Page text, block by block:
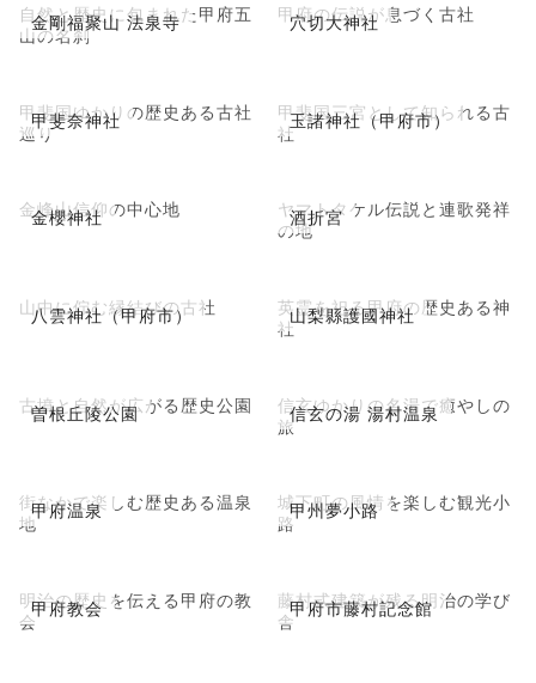
金剛福聚山 法泉寺
自然と歴史に包まれた甲府五
山の名刹
穴切大神社
甲府の伝説が息づく古社
甲斐奈神社
甲斐国ゆかりの歴史ある古社
巡り
玉諸神社（甲府市）
甲斐国三宮として知られる古
社
金櫻神社
金峰山信仰の中心地 酒折宮
ヤマトタケル伝説と連歌発祥
の地
八雲神社（甲府市）
山中に佇む縁結びの古社 山梨縣護國神社
英霊を祀る甲府の歴史ある神
社
曽根丘陵公園
古墳と自然が広がる歴史公園 信玄の湯 湯村温泉
信玄ゆかりの名湯で癒やしの
旅
甲府温泉
街なかで楽しむ歴史ある温泉
地
甲州夢小路
城下町の風情を楽しむ観光小
路
甲府教会
明治の歴史を伝える甲府の教
会
甲府市藤村記念館
藤村式建築が残る明治の学び
舎